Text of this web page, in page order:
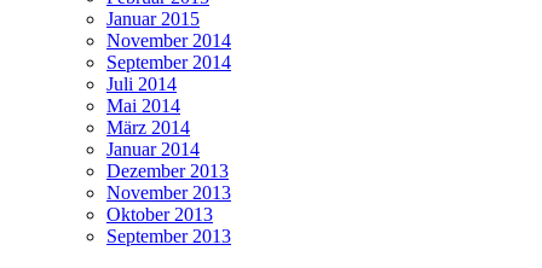
Januar 2015
November 2014
September 2014
Juli 2014
Mai 2014
März 2014
Januar 2014
Dezember 2013
November 2013
Oktober 2013
September 2013